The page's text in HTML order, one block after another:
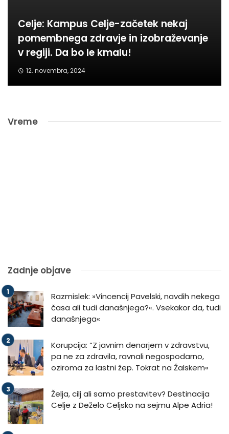
Celje: Kampus Celje-začetek nekaj
pomembnega zdravje in izobraževanje
v regiji. Da bo le kmalu!
12. novembra, 2024
Vreme
Zadnje objave
Razmislek: »Vincencij Pavelski, navdih nekega
časa ali tudi današnjega?«. Vsekakor da, tudi
današnjega«
Korupcija: “Z javnim denarjem v zdravstvu,
pa ne za zdravila, ravnali negospodarno,
oziroma za lastni žep. Tokrat na Žalskem«
Želja, cilj ali samo prestavitev? Destinacija
Celje z Deželo Celjsko na sejmu Alpe Adria!